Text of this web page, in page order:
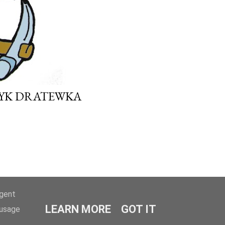
DRATEWKA
LEARN MORE GOT IT